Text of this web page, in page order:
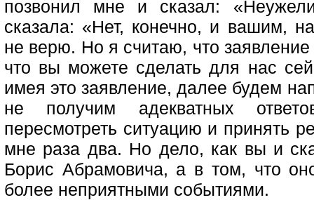
позвонил мне и сказал:
сказала: «Нет, конечно, и вашим,
не верю. Но я считаю, что
что вы можете сделать для нас
имея это заявление, далее будем
не получим адекватных
пересмотреть ситуацию и принять
мне раза два. Но дело, как вы и
Борис Абрамовича, а в том, что
более неприятными событиями.